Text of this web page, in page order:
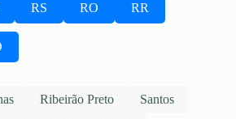
RS RO RR
Ribeirão Preto
Santos